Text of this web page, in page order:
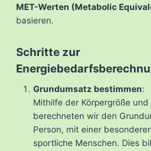
MET-Werten (Metabolic
basieren.
Schritte zur
Grundumsatz bestimmen:
Mithilfe der Körpergröße
berechneten wir den
Person, mit einer
sportliche Menschen. Dies